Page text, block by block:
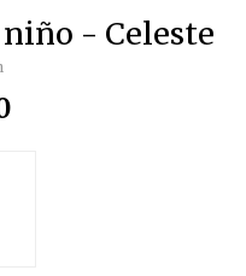
- Celeste